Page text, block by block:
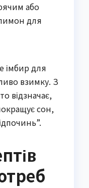
або
для
імбир для
взимку. З
відзначає,
сон,